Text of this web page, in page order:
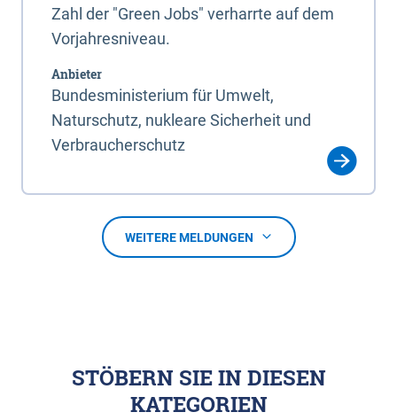
Zahl der "Green Jobs" verharrte auf dem
Vorjahresniveau.
Anbieter
Bundesministerium für Umwelt,
Naturschutz, nukleare Sicherheit und
Verbraucherschutz
WEITERE MELDUNGEN
STÖBERN SIE IN DIESEN
KATEGORIEN